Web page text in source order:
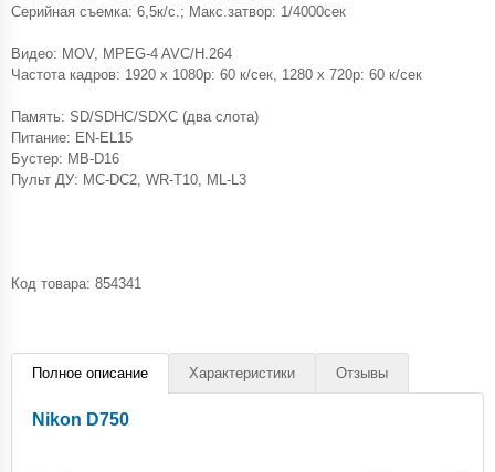
Серийная съемка: 6,5к/с.; Макс.затвор: 1/4000сек
Видео: MOV, MPEG-4 AVC/H.264
Частота кадров: 1920 x 1080p: 60 к/сек, 1280 x 720p: 60 к/сек
Память: SD/SDHC/SDXC (два слота)
Питание: EN-EL15
Бустер: MB-D16
Пульт ДУ: MC-DC2, WR-T10, ML-L3
Код товара: 854341
Полное описание Характеристики Отзывы
Nikon D750